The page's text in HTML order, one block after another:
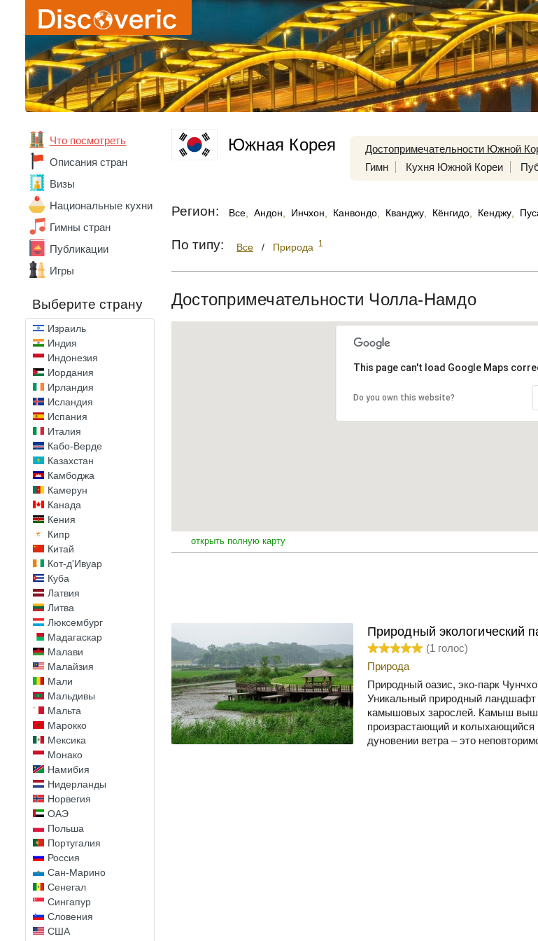
Что посмотреть
Описания стран
Визы
Национальные кухни
Гимны стран
Публикации
Игры
Выберите страну
Бенин
Болгария
Боливия
Бразилия
Ватикан
Великобритания
Венгрия
Вьетнам
Гана
Германия
Греция
Грузия
Доминика
Доминикана
Замбия
Зимбабве
Израиль
Индия
Индонезия
Иордания
Ирландия
Исландия
Испания
Италия
Кабо-Верде
Казахстан
Камбоджа
Камерун
Канада
Кения
Кипр
Китай
Кот-д'Ивуар
Куба
Латвия
Литва
Люксембург
Мадагаскар
Малави
Малайзия
Мали
Мальдивы
Мальта
Марокко
Мексика
Монако
Намибия
Нидерланды
Норвегия
ОАЭ
Польша
Португалия
Россия
Сан-Марино
Сенегал
Сингапур
Словения
США
Южная Корея Достопримечательности Южной
Гимн
Кухня Южной Кореи
Регион: Все Андон Инчхон Канвондо Кванджу Кёнгидо Кенджу
По типу: Все / Природа 1
Достопримечательности Чолла-Намдо
This page can't load Google Maps
Do you own this website?
открыть полную карту
Природный экологический
(1 голос)
Природа
Природный оазис, эко-парк
Уникальный природный ландшафт
камышовых зарослей. Камыш выше
произрастающий и
дуновении ветра – это